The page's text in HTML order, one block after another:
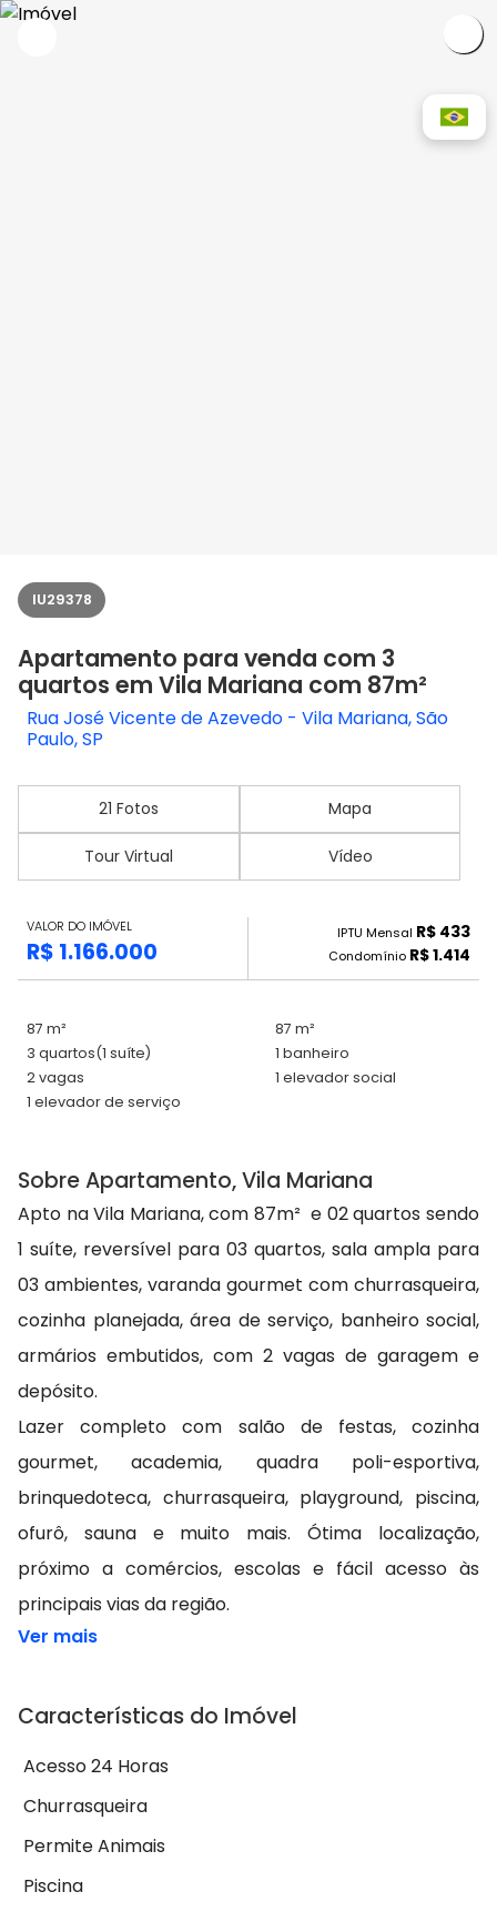
IU29378
Apartamento para venda com 3
quartos em Vila Mariana com 87m²
Rua José Vicente de Azevedo - Vila Mariana, São
Paulo, SP
21 Fotos Mapa
Tour Virtual Vídeo
VALOR DO IMÓVEL
R$ 1.166.000
IPTU Mensal R$ 433
Condomínio R$ 1.414
87 m²
87 m²
3 quartos(1 suíte)
1 banheiro
2 vagas
1 elevador social
1 elevador de serviço
Sobre Apartamento, Vila Mariana
Apto na Vila Mariana, com 87m² e 02 quartos sendo
1 suíte, reversível para 03 quartos, sala ampla para
03 ambientes, varanda gourmet com churrasqueira,
cozinha planejada, área de serviço, banheiro social,
armários embutidos, com 2 vagas de garagem e
depósito.
Lazer completo com salão de festas, cozinha
gourmet, academia, quadra poli-esportiva,
brinquedoteca, churrasqueira, playground, piscina,
ofurô, sauna e muito mais. Ótima localização,
próximo a comércios, escolas e fácil acesso às
principais vias da região.
Ver mais
Características do Imóvel
Acesso 24 Horas
Churrasqueira
Permite Animais
Piscina